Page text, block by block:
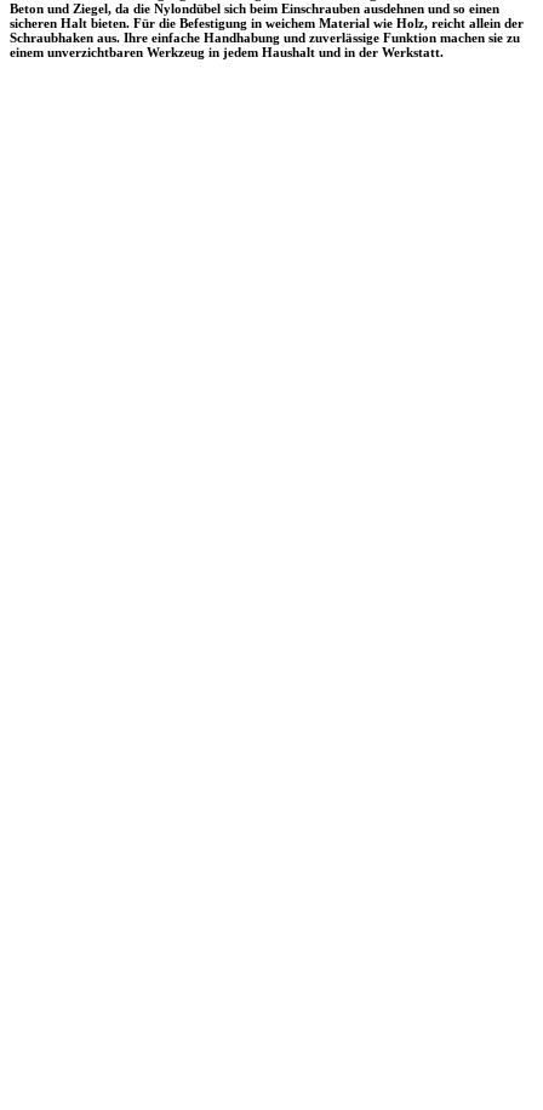
Beton und Ziegel, da die Nylondübel sich beim Einschrauben ausdehnen und so einen
sicheren Halt bieten. Für die Befestigung in weichem Material wie Holz, reicht allein der
Schraubhaken aus. Ihre einfache Handhabung und zuverlässige Funktion machen sie zu
einem unverzichtbaren Werkzeug in jedem Haushalt und in der Werkstatt.